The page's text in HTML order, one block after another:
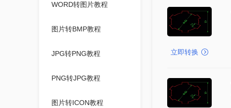
WORD转图片教程
图片转BMP教程
JPG转PNG教程
PNG转JPG教程
图片转ICON教程
立即转换